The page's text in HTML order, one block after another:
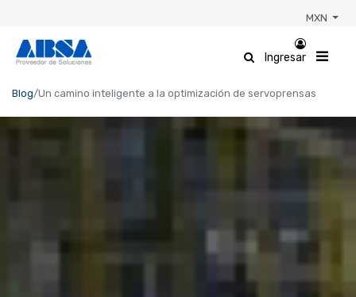
MXN
Ingresar
Blog Un camino inteligente a la optimización de servoprensas